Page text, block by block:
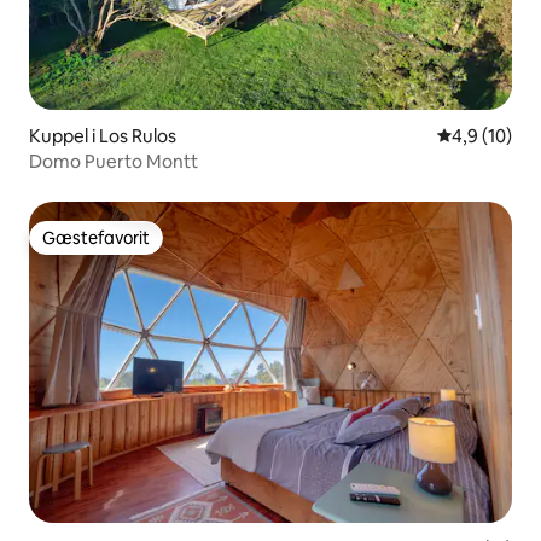
Kuppel i Los Rulos 4,9 ud af 5 i
4,9 (10)
Domo Puerto Montt
Gæstefavorit
Gæstefavorit